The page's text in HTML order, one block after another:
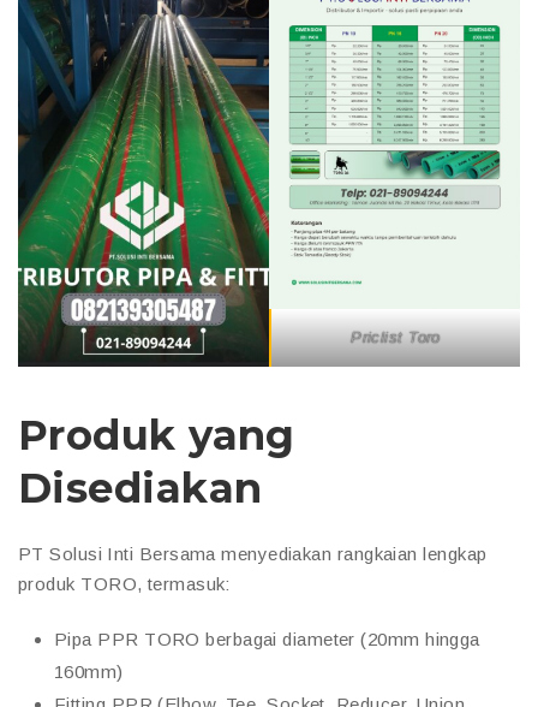
Priclist Toro
Produk yang
Disediakan
PT Solusi Inti Bersama menyediakan rangkaian lengkap
produk TORO, termasuk:
Pipa PPR TORO berbagai diameter (20mm hingga
160mm)